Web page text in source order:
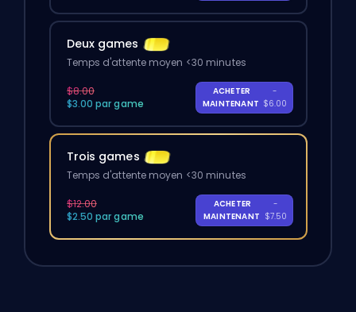
Deux games
Temps d'attente moyen <30 minutes
$8.00
$3.00 par game
ACHETER
MAINTENANT
-
$6.00
Trois games
Temps d'attente moyen <30 minutes
$12.00
$2.50 par game
ACHETER
MAINTENANT
-
$7.50